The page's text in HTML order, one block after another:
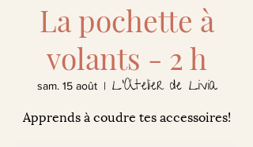
La pochette à
volants - 2 h
sam. 15 août
  |
L'Atelier de Livia
Apprends à coudre tes accessoires!